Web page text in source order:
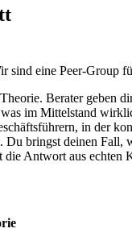
sind eine Peer-Group
Berater geben
im Mittelstand
in der
Du bringst deinen Fall,
die Antwort aus echten